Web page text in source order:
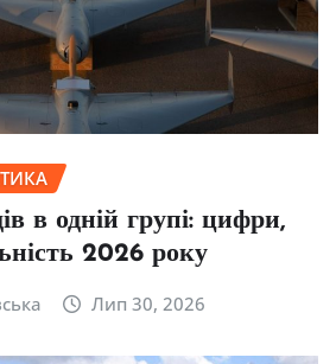
в одній групі: цифри,
2026 року
Лип 30, 2026